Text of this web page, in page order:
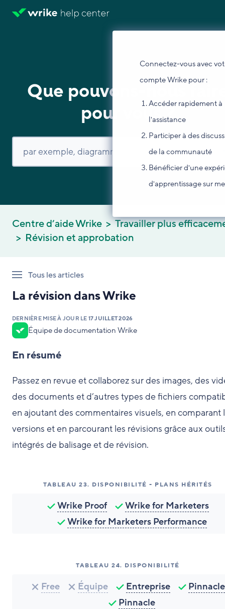
Connectez-vous avec
compte Wrike pour :
Accéder rapidement à
l'assistance
Participer à des
de la communauté
Bénéficier d'une
d'apprentissage sur
Que pouvons-nous
pour vous ?
Centre d’aide Wrike
Travailler plus
Révision et approbation
Tous les articles
La révision dans Wrike
DERNIÈRE MISE À JOUR LE 17 JUILLET 2026
Équipe de documentation Wrike
En résumé
Passez en revue et collaborez sur des images, des
des documents et d’autres types de fichiers
en ajoutant des commentaires visuels, en comparant
versions et en parcourant les révisions grâce aux
intégrés de balisage et de révision.
TABLEAU 23. DISPONIBILITÉ - PLANS HÉRITÉS
Wrike Proof
Wrike for Marketers
Wrike for Marketers Performance
TABLEAU 24. DISPONIBILITÉ
Free Équipe Entreprise
Pinnacle
Pinnacle